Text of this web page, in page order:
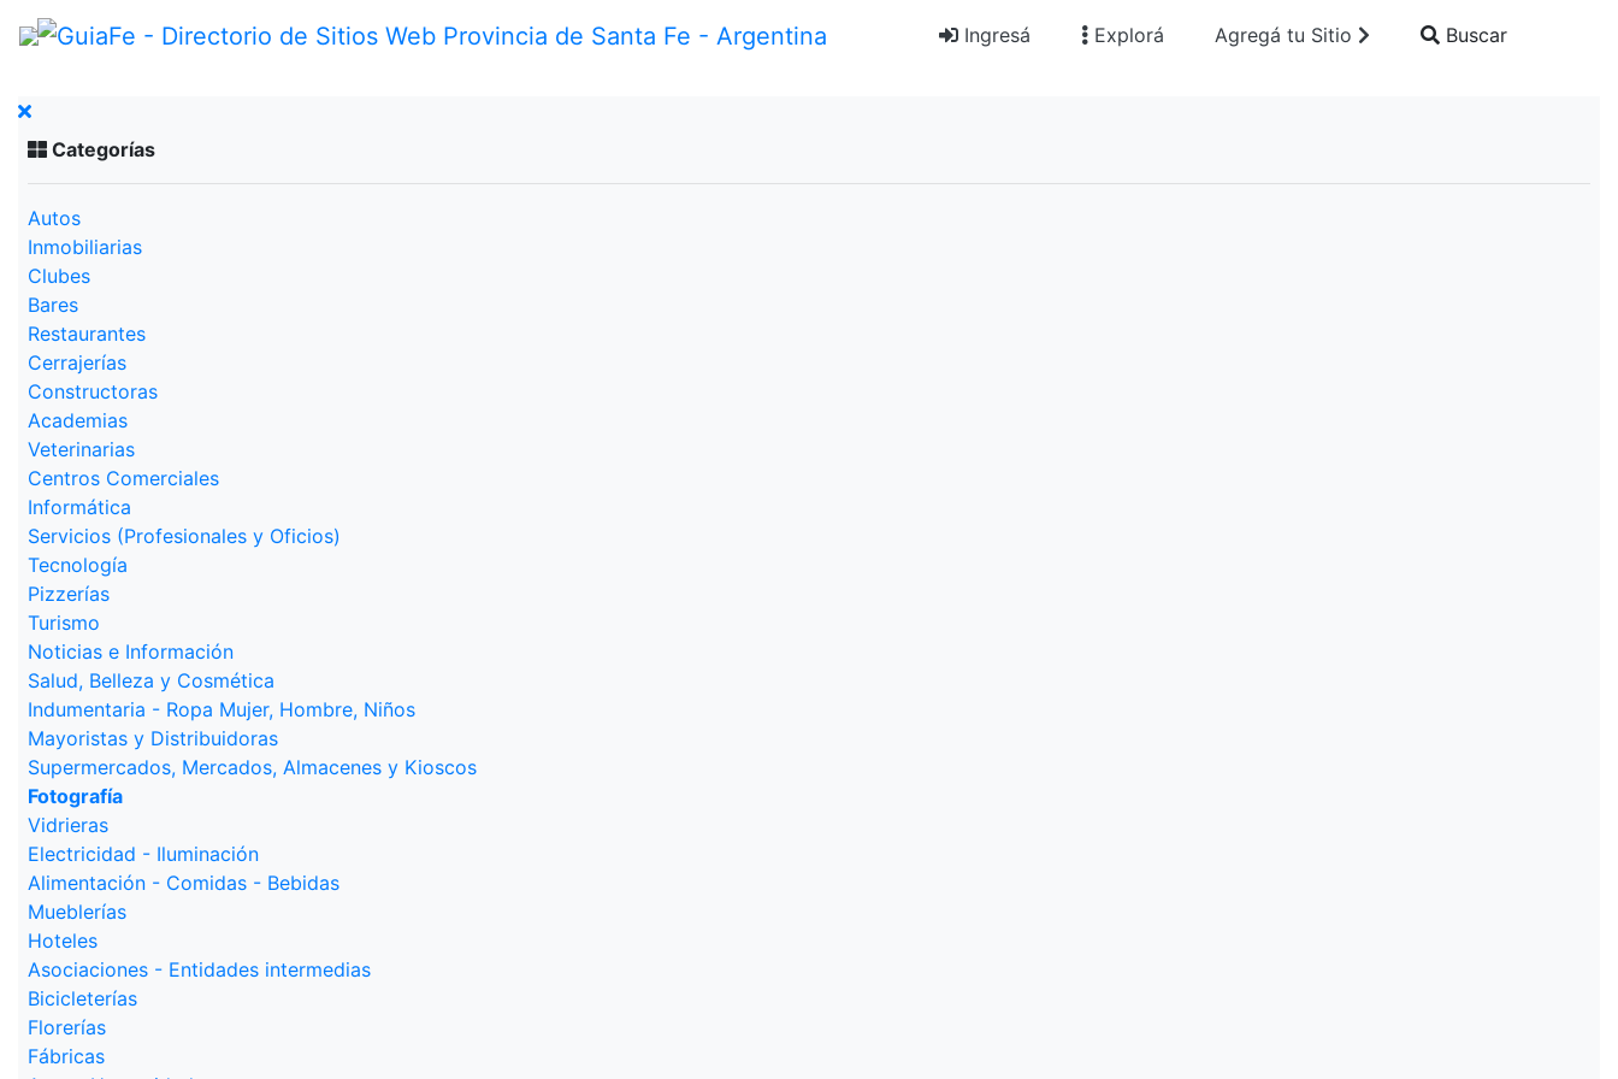
Ingresá Explorá Agregá tu Sitio Buscar
Categorías
Autos
Inmobiliarias
Clubes
Bares
Restaurantes
Cerrajerías
Constructoras
Academias
Veterinarias
Centros Comerciales
Informática
Servicios (Profesionales y Oficios)
Tecnología
Pizzerías
Turismo
Noticias e Información
Salud, Belleza y Cosmética
Indumentaria - Ropa Mujer, Hombre, Niños
Mayoristas y Distribuidoras
Supermercados, Mercados, Almacenes y Kioscos
Fotografía
Vidrieras
Electricidad - Iluminación
Alimentación - Comidas - Bebidas
Mueblerías
Hoteles
Asociaciones - Entidades intermedias
Bicicleterías
Florerías
Fábricas